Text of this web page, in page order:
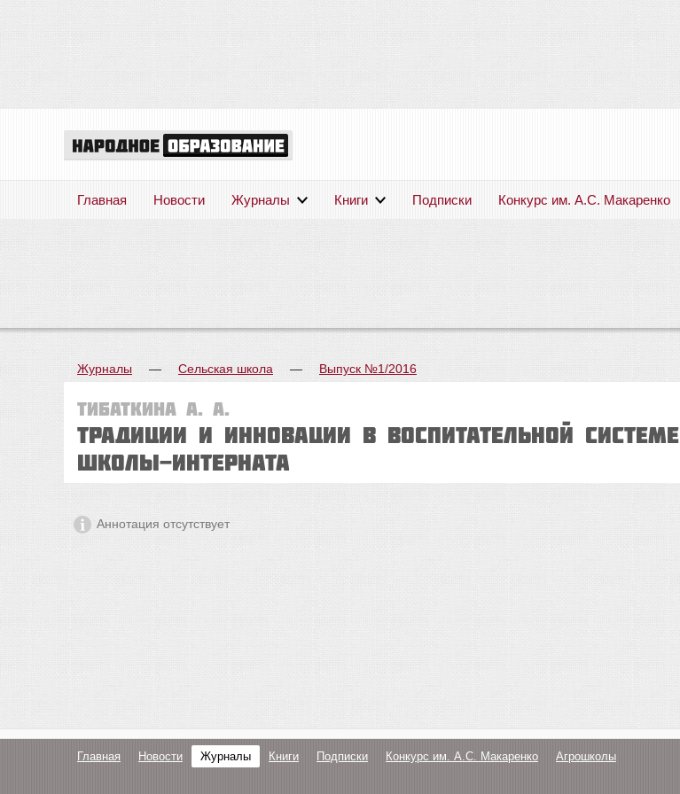
Главная Новости Журналы Книги Подписки Конкурс им. А.С. Макаренко
Журналы — Сельская школа — Выпуск №1/2016
Тибаткина А. А.
Традиции и инновации в воспитательной системе
школы-интерната
Аннотация отсутствует
Главная Новости Журналы Книги Подписки Конкурс им. А.С. Макаренко Агрошколы